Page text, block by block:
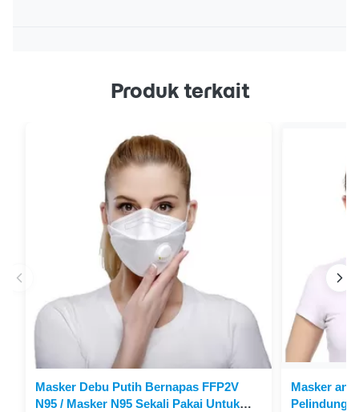
Produk terkait
Masker Debu Putih Bernapas FFP2V
N95 / Masker N95 Sekali Pakai Untuk
Masker
Pelindung